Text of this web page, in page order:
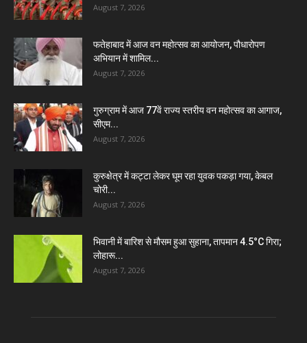
August 7, 2026
फतेहाबाद में आज वन महोत्सव का आयोजन, पौधारोपण
अभियान में शामिल...
August 7, 2026
गुरुग्राम में आज 77वें राज्य स्तरीय वन महोत्सव का आगाज,
सीएम...
August 7, 2026
कुरुक्षेत्र में कट्टा लेकर घूम रहा युवक पकड़ा गया, केबल
चोरी...
August 7, 2026
भिवानी में बारिश से मौसम हुआ सुहाना, तापमान 4.5°C गिरा;
लोहारू...
August 7, 2026